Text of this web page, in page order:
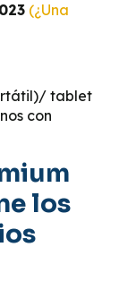
(¿Una
tablet
con
los